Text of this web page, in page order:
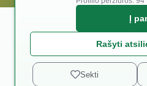
Į
Rašyti
Sekti